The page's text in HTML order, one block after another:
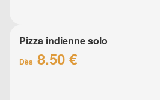
Pizza indienne solo
Dès 8.50 €